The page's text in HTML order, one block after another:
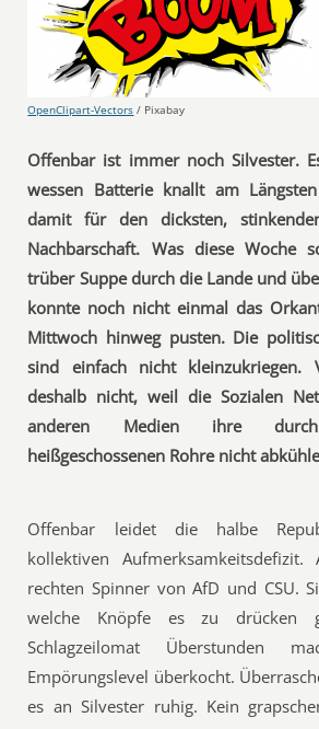
OpenClipart-Vectors / Pixabay
Offenbar ist immer noch Silvester.
wessen Batterie knallt am
damit für den dicksten,
Nachbarschaft. Was diese Woche
trüber Suppe durch die Lande und
konnte noch nicht einmal das
Mittwoch hinweg pusten. Die
sind einfach nicht kleinzukriegen.
deshalb nicht, weil die Sozialen
anderen Medien ihre durch
heißgeschossenen Rohre nicht
Offenbar leidet die halbe
kollektiven
rechten Spinner von AfD und CSU.
welche Knöpfe es zu drücken
Schlagzeilomat Überstunden
Empörungslevel überkocht.
es an Silvester ruhig. Kein